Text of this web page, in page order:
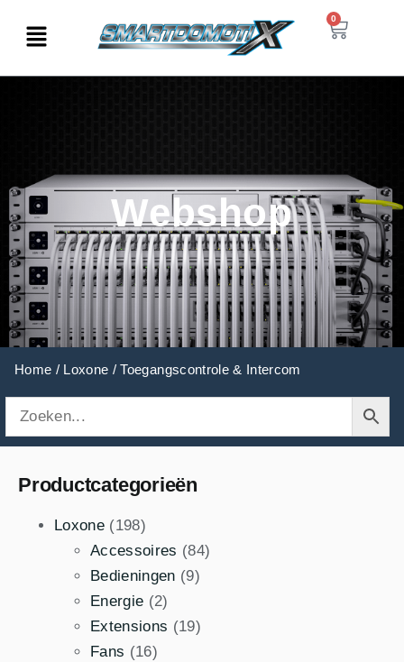
0
Webshop
Home / Loxone / Toegangscontrole & Intercom
Productcategorieën
Loxone (198)
Accessoires (84)
Bedieningen (9)
Energie (2)
Extensions (19)
Fans (16)